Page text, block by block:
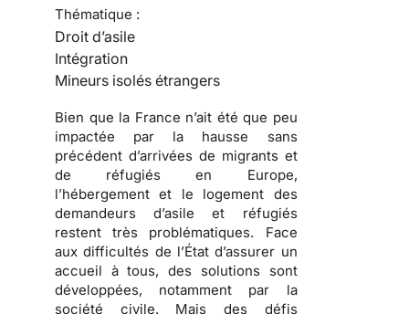
Thématique :
Droit d’asile
Intégration
Mineurs isolés étrangers
Bien que la France n’ait été que peu
impactée par la hausse sans
précédent d’arrivées de migrants et
de réfugiés en Europe,
l’hébergement et le logement des
demandeurs d’asile et réfugiés
restent très problématiques. Face
aux difficultés de l’État d’assurer un
accueil à tous, des solutions sont
développées, notamment par la
société civile. Mais des défis